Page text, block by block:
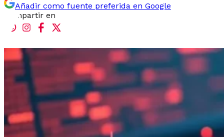
Añadir como fuente preferida en Google
Compartir en